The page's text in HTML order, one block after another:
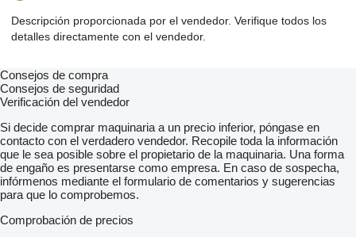
Descripción proporcionada por el vendedor. Verifique todos los
detalles directamente con el vendedor.
Consejos de compra
Consejos de seguridad
Verificación del vendedor
Si decide comprar maquinaria a un precio inferior, póngase en
contacto con el verdadero vendedor. Recopile toda la información
que le sea posible sobre el propietario de la maquinaria. Una forma
de engaño es presentarse como empresa. En caso de sospecha,
infórmenos mediante el formulario de comentarios y sugerencias
para que lo comprobemos.
Comprobación de precios